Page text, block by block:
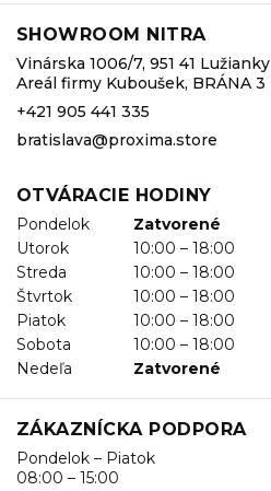
SHOWROOM NITRA
Vinárska 1006/7, 951 41 Lužianky
Areál firmy Kuboušek, BRÁNA 3
+421 905 441 335
bratislava@proxima.store
OTVÁRACIE HODINY
Pondelok
Zatvorené
Utorok
10:00 – 18:00
Streda
10:00 – 18:00
Štvrtok
10:00 – 18:00
Piatok
10:00 – 18:00
Sobota
10:00 – 18:00
Nedeľa
Zatvorené
ZÁKAZNÍCKA PODPORA
Pondelok – Piatok
08:00 – 15:00